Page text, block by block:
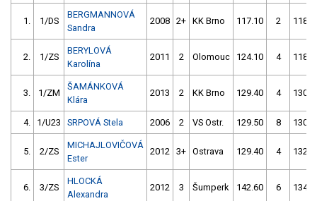
1. 1/DS
BERGMANNOVÁ
Sandra
2008 2+ KK Brno 117.10 2
2. 1/ZS
BERYLOVÁ
Karolína
2011 2 Olomouc 124.10 4
3. 1/ZM
ŠAMÁNKOVÁ
Klára
2013 2 KK Brno 129.40 4
4. 1/U23 SRPOVÁ Stela 2006 2 VS Ostr. 129.50 8
5. 2/ZS
MICHAJLOVIČOVÁ
Ester
2012 3+ Ostrava 129.40 4
6. 3/ZS
HLOCKÁ
Alexandra
2012 3 Šumperk 142.60 6